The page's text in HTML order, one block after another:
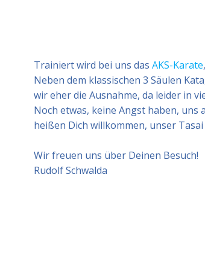
Trainiert wird bei uns das AKS-Karate
Neben dem klassischen 3 Säulen
wir eher die Ausnahme, da leider in
Noch etwas, keine Angst haben, uns
heißen Dich willkommen, unser
Wir freuen uns über Deinen Besuch!
Rudolf Schwalda